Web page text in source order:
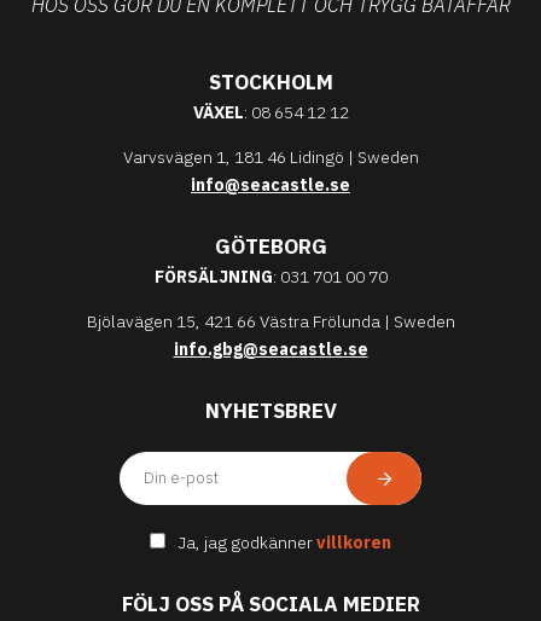
HOS OSS GÖR DU EN KOMPLETT OCH TRYGG BÅTAFFÄR
STOCKHOLM
VÄXEL: 08 654 12 12
Varvsvägen 1, 181 46 Lidingö | Sweden
info@seacastle.se
GÖTEBORG
FÖRSÄLJNING: 031 701 00 70
Bjölavägen 15, 421 66 Västra Frölunda | Sweden
info.gbg@seacastle.se
NYHETSBREV
Ja, jag godkännervillkoren
FÖLJ OSS PÅ SOCIALA MEDIER